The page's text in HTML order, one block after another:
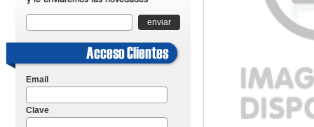
enviar
Email
Clave